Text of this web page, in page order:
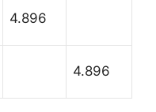
4.896
4.896